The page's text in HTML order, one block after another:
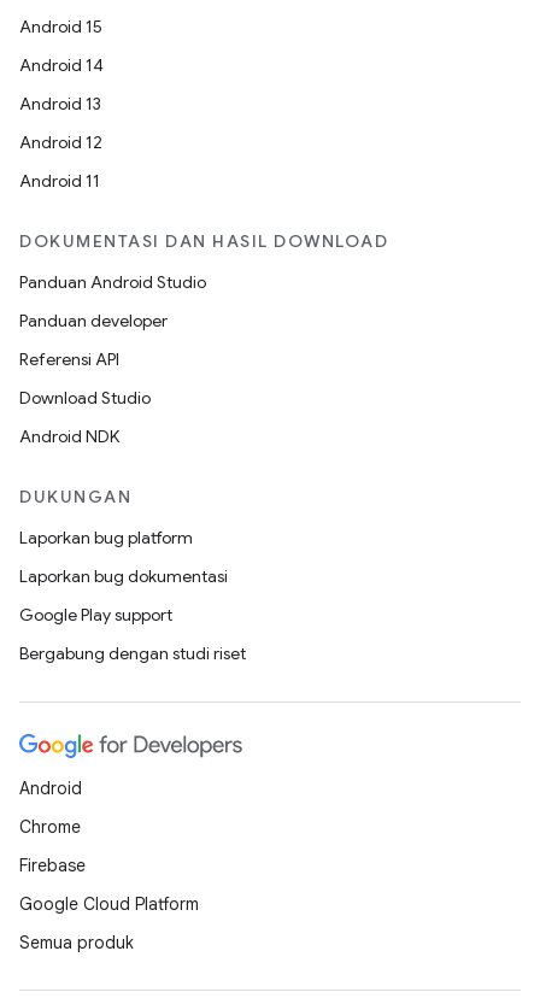
Android 15
Android 14
Android 13
Android 12
Android 11
DOKUMENTASI DAN HASIL DOWNLOAD
Panduan Android Studio
Panduan developer
Referensi API
Download Studio
Android NDK
DUKUNGAN
Laporkan bug platform
Laporkan bug dokumentasi
Google Play support
Bergabung dengan studi riset
Android
Chrome
Firebase
Google Cloud Platform
Semua produk